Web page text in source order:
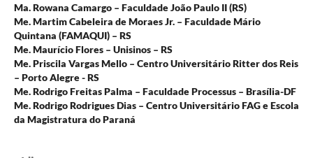
Ma. Rowana Camargo – Faculdade João Paulo II (RS)
Me. Martim Cabeleira de Moraes Jr. – Faculdade Mário
Quintana (FAMAQUI) – RS
Me. Maurício Flores – Unisinos – RS
Me. Priscila Vargas Mello – Centro Universitário Ritter dos Reis
– Porto Alegre - RS
Me. Rodrigo Freitas Palma – Faculdade Processus – Brasília-DF
Me. Rodrigo Rodrigues Dias – Centro Universitário FAG e Escola
da Magistratura do Paraná